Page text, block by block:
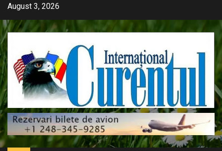
Skip
content
August 3, 2026